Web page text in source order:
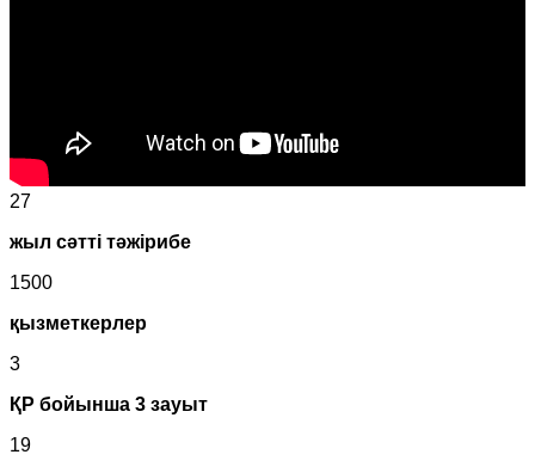
27
жыл сәтті тәжірибе
1500
қызметкерлер
3
ҚР бойынша 3 зауыт
19